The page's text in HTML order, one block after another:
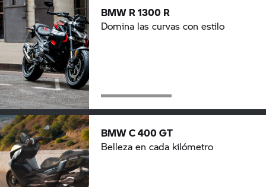
BMW R 1300 R
Domina las curvas con estilo
BMW C 400 GT
Belleza en cada kilómetro